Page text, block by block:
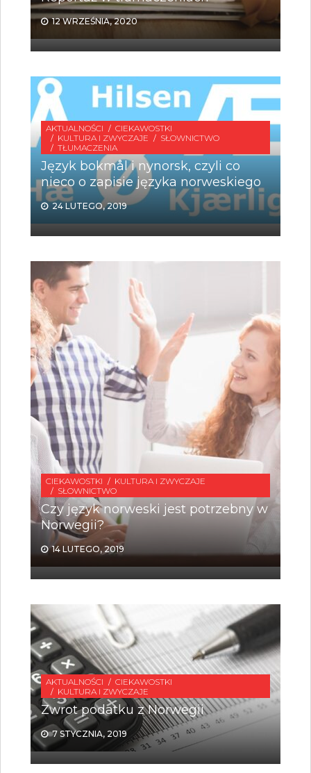
12 WRZEŚNIA, 2020
AKTUALNOŚCI
CIEKAWOSTKI
KULTURA I ZWYCZAJE
SŁOWNICTWO
TŁUMACZENIA
Język bokmål i nynorsk, czyli co
nieco o zapisie języka norweskiego
24 LUTEGO, 2019
CIEKAWOSTKI
KULTURA I ZWYCZAJE
SŁOWNICTWO
Czy język norweski jest potrzebny w
Norwegii?
14 LUTEGO, 2019
AKTUALNOŚCI
CIEKAWOSTKI
KULTURA I ZWYCZAJE
Zwrot podatku z Norwegii
7 STYCZNIA, 2019